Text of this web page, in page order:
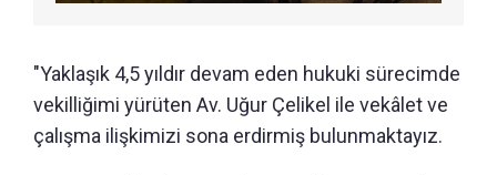
"Yaklaşık 4,5 yıldır devam eden hukuki sürecimde
vekilliğimi yürüten Av. Uğur Çelikel ile vekâlet ve
çalışma ilişkimizi sona erdirmiş bulunmaktayız.